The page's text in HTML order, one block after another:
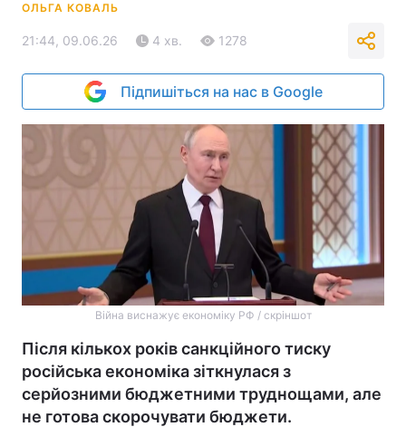
ОЛЬГА КОВАЛЬ
21:44, 09.06.26 4 хв. 1278
Підпишіться на нас в Google
Війна виснажує економіку РФ / скріншот
Після кількох років санкційного тиску
російська економіка зіткнулася з
серйозними бюджетними труднощами, але
не готова скорочувати бюджети.